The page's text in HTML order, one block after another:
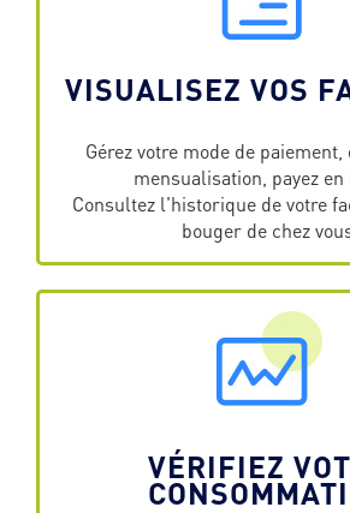
VISUALISEZ VOS
Gérez votre mode de
mensualisation, payez en
Consultez l'historique de votre
bouger de chez
VÉRIFIEZ